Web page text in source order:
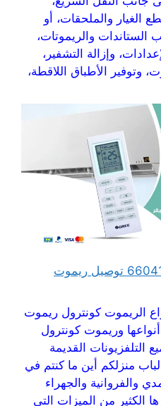
الغيار والملحقات، أو
الستاندات والريموتات،
وإزالة التشفير،
وتوفير الأطباق اللاقطة،
توصيل ريموت للمنزل 66041166 توصيل ريموت
الريموت كونترول ريموت
وريموت كونترول
القديمة
منزلكم أين ما كنتم في
والفروانية والجهراء
الكثير من الميزات التي